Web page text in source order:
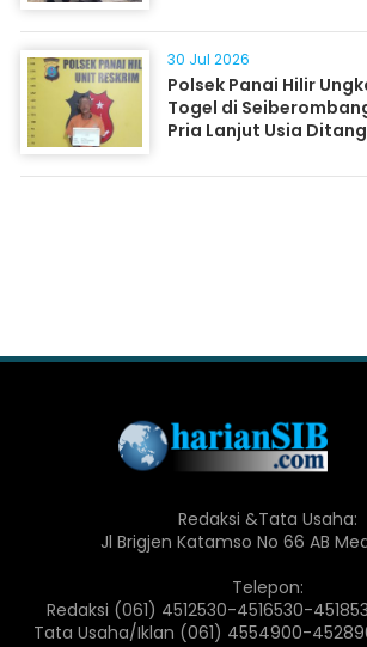
30 Jul 2026
Polsek Panai Hilir
Togel di
Pria Lanjut Usia
Redaksi &Tata Usaha:
Jl Brigjen Katamso No 66 AB
Telepon:
Redaksi (061) 4512530-4516530-
Tata Usaha/Iklan (061) 4554900-